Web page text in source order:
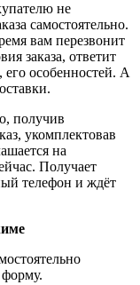
не
самостоятельно.
вам перезвонит
заказа, ответит
его особенностей. А
получив
укомплектовав
на
Получает
телефон и ждёт